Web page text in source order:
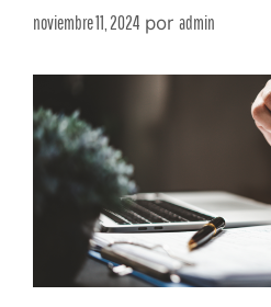
noviembre 11, 2024 por admin